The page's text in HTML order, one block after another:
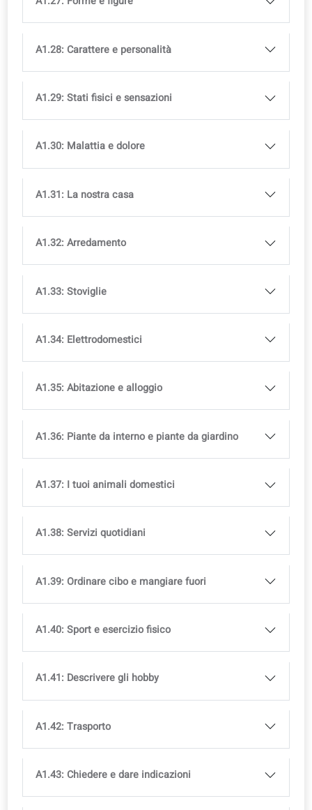
A1.19: Prezzi e denaro
A1.20: Fare la spesa
A1.23: Aspetto fisico
A1.24: Colori
A1.25: Emozioni e sentimenti
A1.26: Sensi e percezione
A1.28: Carattere e personalità
A1.29: Stati fisici e sensazioni
A1.32: Arredamento
A1.33: Stoviglie